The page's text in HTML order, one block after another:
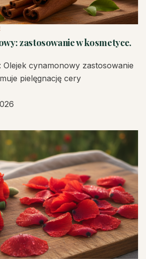
zastosowanie w kosmetyce.
cynamonowy zastosowanie
pielęgnację cery